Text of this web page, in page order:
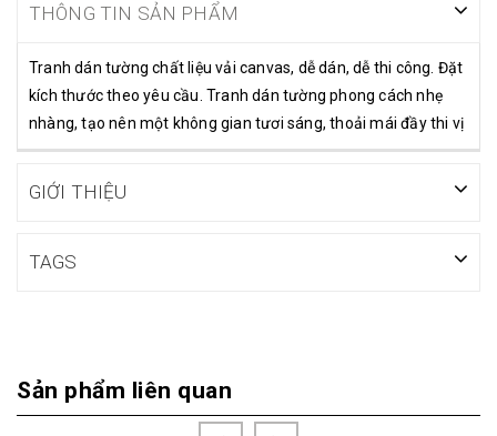
THÔNG TIN SẢN PHẨM
Tranh dán tường chất liệu vải canvas, dễ dán, dễ thi công. Đặt
kích thước theo yêu cầu. Tranh dán tường phong cách nhẹ
nhàng, tạo nên một không gian tươi sáng, thoải mái đầy thi vị
GIỚI THIỆU
TAGS
Sản phẩm liên quan